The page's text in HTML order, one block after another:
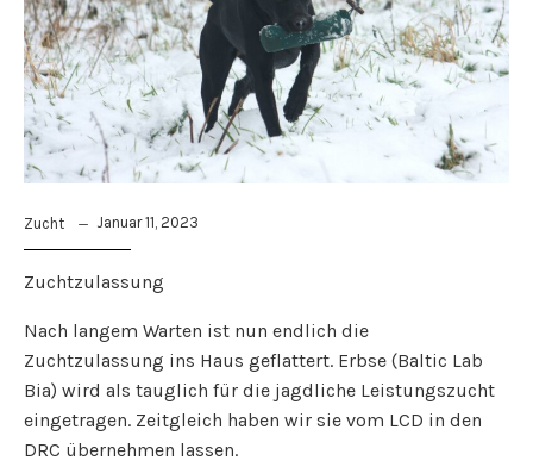
Zucht Januar 11, 2023
Zuchtzulassung
Nach langem Warten ist nun endlich die
Zuchtzulassung ins Haus geflattert. Erbse (Baltic Lab
Bia) wird als tauglich für die jagdliche Leistungszucht
eingetragen. Zeitgleich haben wir sie vom LCD in den
DRC übernehmen lassen.